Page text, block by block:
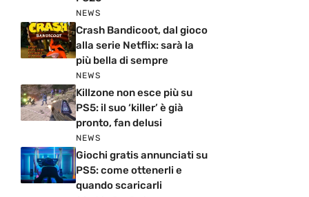
NEWS
Crash Bandicoot, dal gioco
alla serie Netflix: sarà la
più bella di sempre
NEWS
Killzone non esce più su
PS5: il suo ‘killer’ è già
pronto, fan delusi
NEWS
Giochi gratis annunciati su
PS5: come ottenerli e
quando scaricarli